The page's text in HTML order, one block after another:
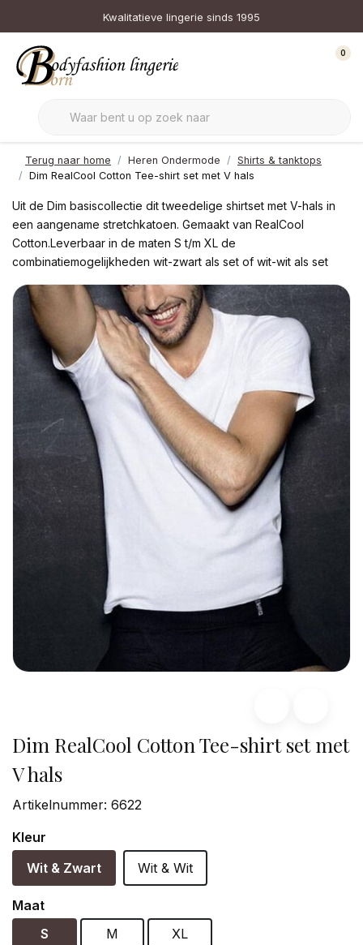
Kwalitatieve lingerie sinds 1995
0
Terug naar home Heren Ondermode
Shirts & tanktops
Dim RealCool Cotton Tee-shirt set met V hals
Uit de Dim basiscollectie dit tweedelige shirtset met V-hals in
een aangename stretchkatoen. Gemaakt van RealCool
Cotton.Leverbaar in de maten S t/m XL de
combinatiemogelijkheden wit-zwart als set of wit-wit als set
Dim RealCool Cotton Tee-shirt set met
V hals
Artikelnummer: 6622
Kleur
Wit & Zwart
Wit & Wit
Maat
S
M XL